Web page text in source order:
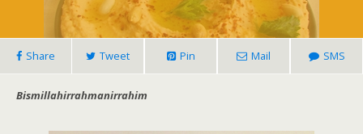
Share Tweet Pin Mail SMS
Bismillahirrahmanirrahim